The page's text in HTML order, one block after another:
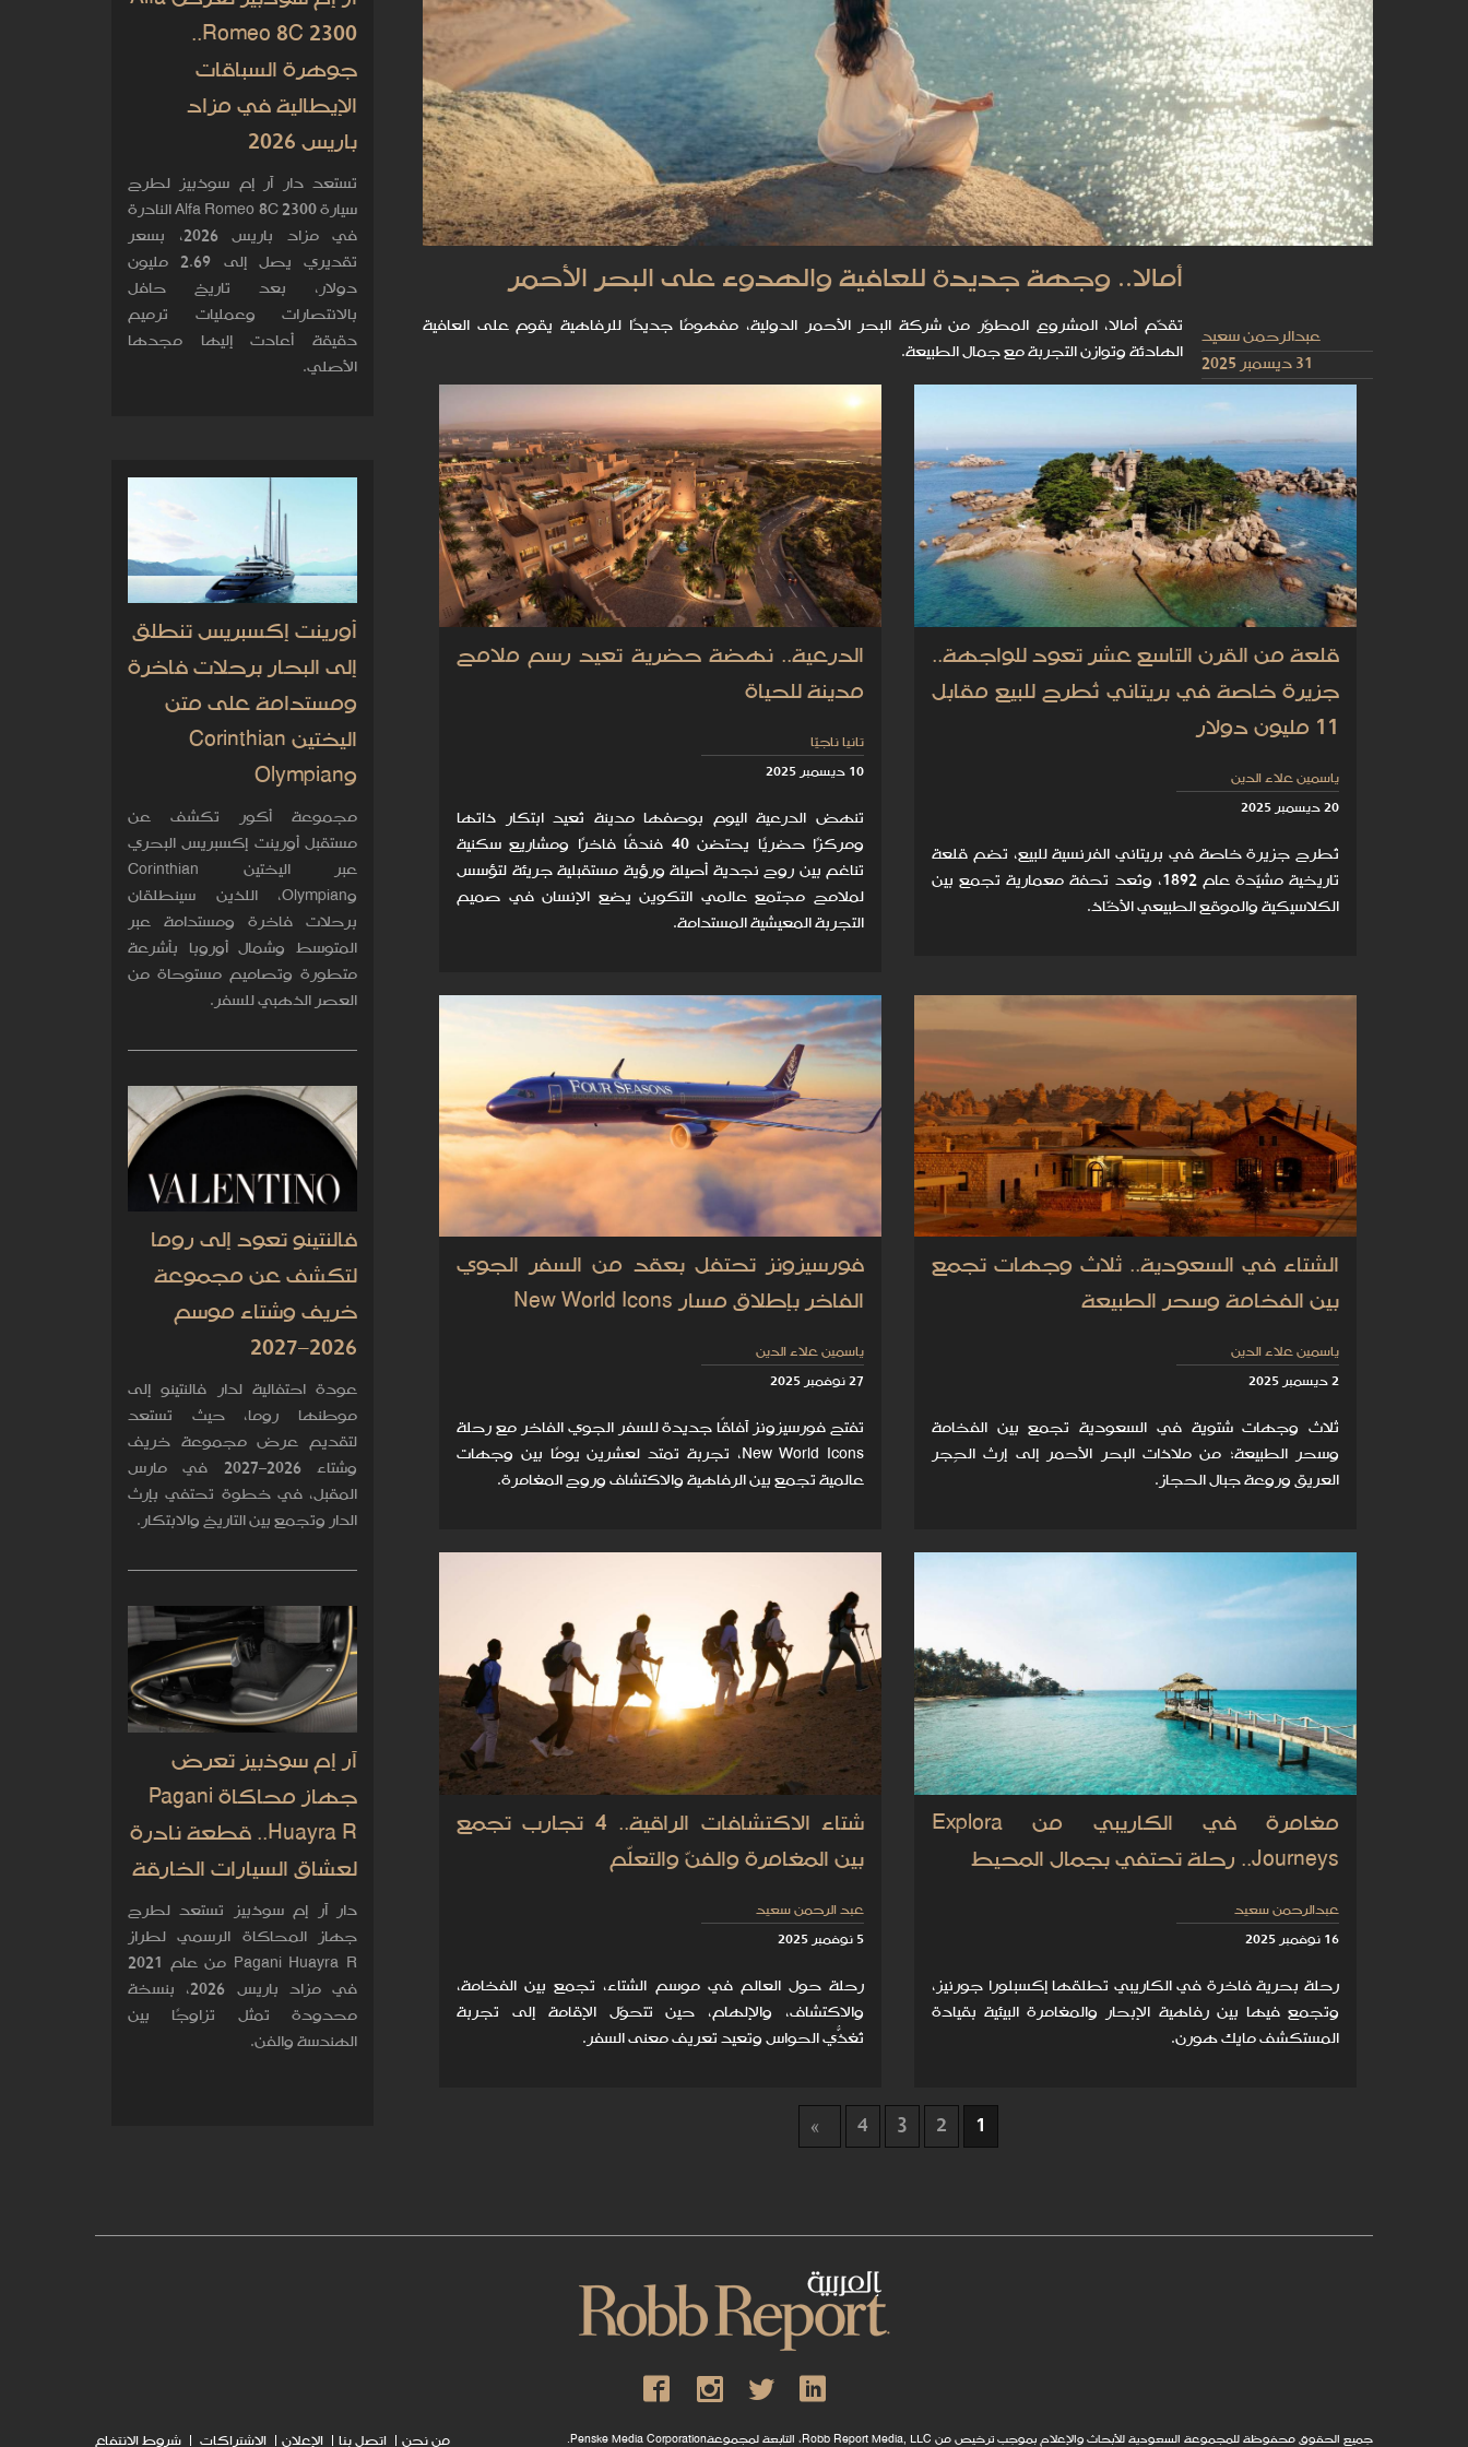
أمالا.. وجهة جديدة للعافية والهدوء على البحر الأحمر
عبدالرحمن سعيد
31 ديسمبر 2025
تقدّم أمالا، المشروع المطوّر من شركة البحر الأحمر الدولية، مفهومًا جديدًا للرفاهية يقوم على العافية
الهادئة وتوازن التجربة مع جمال الطبيعة.
قلعة من القرن التاسع عشر تعود للواجهة..
جزيرة خاصة في بريتاني تُطرح للبيع مقابل
11 مليون دولار
ياسمين علاء الدين
20 ديسمبر 2025
تُطرح جزيرة خاصة في بريتاني الفرنسية للبيع، تضم قلعة
تاريخية مشيّدة عام 1892، وتُعد تحفة معمارية تجمع بين
الكلاسيكية والموقع الطبيعي الأخّاذ.
الدرعية.. نهضة حضرية تعيد رسم ملامح
مدينة للحياة
تانيا ناجيّا
10 ديسمبر 2025
تنهض الدرعية اليوم بوصفها مدينة تُعيد ابتكار ذاتها
ومركزًا حضريًا يحتضن 40 فندقًا فاخرًا ومشاريع سكنية
تناغم بين روح نجدية أصيلة ورؤية مستقبلية جريئة لتؤسس
لملامح مجتمع عالمي التكوين يضع الإنسان في صميم
التجربة المعيشية المستدامة.
الشتاء في السعودية.. ثلاث وجهات تجمع
بين الفخامة وسحر الطبيعة
ياسمين علاء الدين
2 ديسمبر 2025
ثلاث وجهات شتوية في السعودية تجمع بين الفخامة
وسحر الطبيعة؛ من ملاذات البحر الأحمر إلى إرث الحِجر
العريق وروعة جبال الحجاز.
فورسيزونز تحتفل بعقد من السفر الجوي
الفاخر بإطلاق مسار New World Icons
ياسمين علاء الدين
27 نوفمبر 2025
تفتح فورسيزونز آفاقًا جديدة للسفر الجوي الفاخر مع رحلة
New World Icons، تجربة تمتد لعشرين يومًا بين وجهات
عالمية تجمع بين الرفاهية والاكتشاف وروح المغامرة.
مغامرة في الكاريبي من Explora
Journeys.. رحلة تحتفي بجمال المحيط
عبدالرحمن سعيد
16 نوفمبر 2025
رحلة بحرية فاخرة في الكاريبي تطلقها إكسبلورا جورنيز،
وتجمع فيها بين رفاهية الإبحار والمغامرة البيئية بقيادة
المستكشف مايك هورن.
شتاء الاكتشافات الراقية.. 4 تجارب تجمع
بين المغامرة والفنّ والتعلّم
عبد الرحمن سعيد
5 نوفمبر 2025
رحلة حول العالم في موسم الشتاء، تجمع بين الفخامة،
والاكتشاف، والإلهام، حين تتحوّل الإقامة إلى تجربة
تُغذّي الحواس وتُعيد تعريف معنى السفر.
1
2
3
4
Romeo 8C 2300..
جوهرة السباقات
الإيطالية في مزاد
باريس 2026
تستعد دار آر إم سوذبيز لطرح
سيارة Alfa Romeo 8C 2300 النادرة
في مزاد باريس 2026، بسعر
تقديري يصل إلى 2.69 مليون
دولار، بعد تاريخ حافل
بالانتصارات وعمليات ترميم
دقيقة أعادت إليها مجدها
الأصلي.
أورينت إكسبريس تنطلق
إلى البحار برحلات فاخرة
ومستدامة على متن
اليختين Corinthian
وOlympian
مجموعة أكور تكشف عن
مستقبل أورينت إكسبريس البحري
عبر اليختين Corinthian
وOlympian، اللذين سينطلقان
برحلات فاخرة ومستدامة عبر
المتوسط وشمال أوروبا بأشرعة
متطورة وتصاميم مستوحاة من
العصر الذهبي للسفر.
فالنتينو تعود إلى روما
لتكشف عن مجموعة
خريف وشتاء موسم
2026–2027
عودة احتفالية لدار فالنتينو إلى
موطنها روما، حيث تستعد
لتقديم عرض مجموعة خريف
وشتاء 2026–2027 في مارس
المقبل، في خطوة تحتفي بإرث
الدار وتجمع بين التاريخ والابتكار.
آر إم سوذبيز تعرض
جهاز محاكاة Pagani
Huayra R.. قطعة نادرة
لعشاق السيارات الخارقة
دار آر إم سوذبيز تستعد لطرح
جهاز المحاكاة الرسمي لطراز
Pagani Huayra R من عام 2021
في مزاد باريس 2026، بنسخة
محدودة تمثل تزاوجًا بين
الهندسة والفن.
جميع الحقوق محفوظة للمجموعة السعودية للأبحاث والإعلام بموجب ترخيص من Robb Report Media, LLC، التابعة لمجموعةPenske Media Corporation. من نحن اتصل بنا الإعلان الاشتراكات شروط الانتفاع